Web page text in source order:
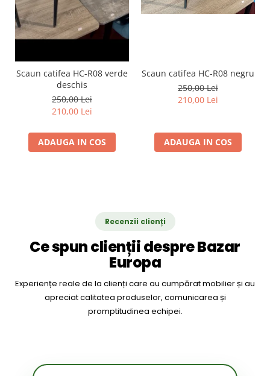
Scaun catifea HC-R08 verde
deschis
250,00 Lei
210,00 Lei
ADAUGA IN COS
Scaun catifea HC-R08 negru
250,00 Lei
210,00 Lei
ADAUGA IN COS
Recenzii clienți
Ce spun clienții despre Bazar
Europa
Experiențe reale de la clienți care au cumpărat mobilier și au
apreciat calitatea produselor, comunicarea și
promptitudinea echipei.